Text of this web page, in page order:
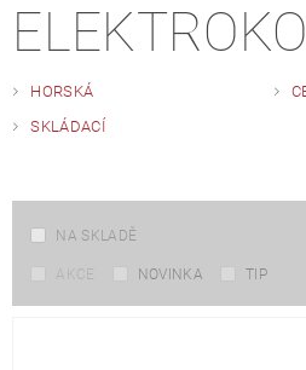
HORSKÁ
SKLÁDACÍ
NA SKLADĚ
AKCE NOVINKA TIP